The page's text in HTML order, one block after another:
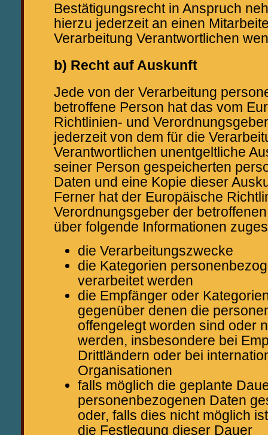
Bestätigungsrecht in Anspruch
hierzu jederzeit an einen
Verarbeitung Verantwortlichen
b) Recht auf Auskunft
Jede von der Verarbeitung
betroffene Person hat das vom
Richtlinien- und
jederzeit von dem für die
Verantwortlichen unentgeltliche
seiner Person gespeicherten
Daten und eine Kopie dieser
Ferner hat der Europäische
Verordnungsgeber der
über folgende Informationen
die Verarbeitungszwecke
die Kategorien
verarbeitet werden
die Empfänger oder
gegenüber denen die
offengelegt worden sind oder
werden, insbesondere bei
Drittländern oder bei
Organisationen
falls möglich die geplante
personenbezogenen Daten
oder, falls dies nicht möglich
die Festlegung dieser Dauer